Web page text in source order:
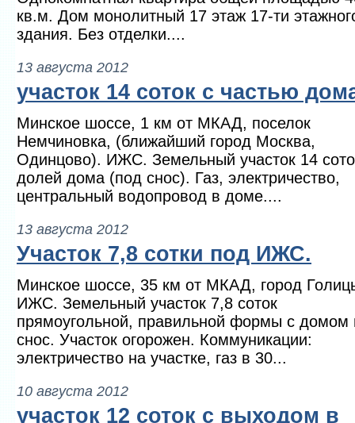
кв.м. Дом монолитный 17 этаж 17-ти
здания. Без отделки....
13 августа 2012
участок 14 соток с частью
Минское шоссе, 1 км от МКАД, поселок
Немчиновка, (ближайший город Москва,
Одинцово). ИЖС. Земельный участок 14
долей дома (под снос). Газ, электричество,
центральный водопровод в доме....
13 августа 2012
Участок 7,8 сотки под ИЖС.
Минское шоссе, 35 км от МКАД, город
ИЖС. Земельный участок 7,8 соток
прямоугольной, правильной формы с домом
снос. Участок огорожен. Коммуникации:
электричество на участке, газ в 30...
10 августа 2012
участок 12 соток с выходом в